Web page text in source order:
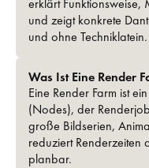
und zeigt konkrete
und ohne Techniklatein.
Was Ist Eine Render
Eine Render Farm ist
(Nodes), der
große Bildserien,
reduziert Renderzeiten
planbar.